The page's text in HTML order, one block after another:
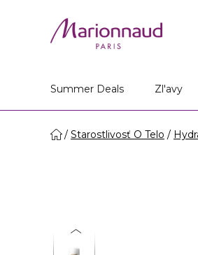
Summer Deals Zl'avy
Starostlivosť O Telo